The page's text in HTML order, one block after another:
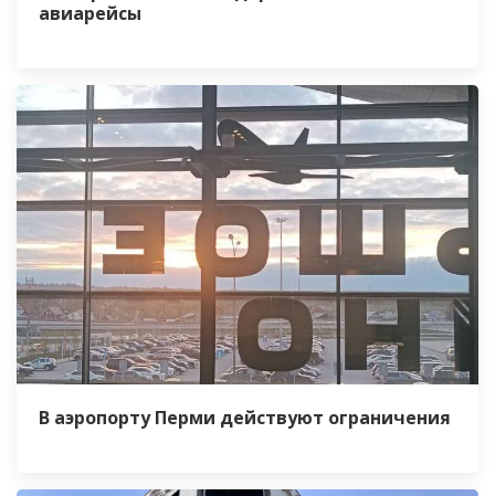
авиарейсы
В аэропорту Перми действуют ограничения